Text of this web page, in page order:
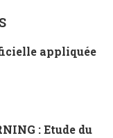
appliquée
: Etude du